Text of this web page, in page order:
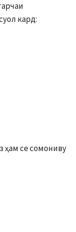
кард:
ҳам се сомониву